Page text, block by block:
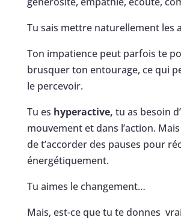
Tu sais mettre naturellement les
Ton impatience peut parfois te
brusquer ton entourage, ce qui
le percevoir.
Tu es hyperactive, tu as besoin
mouvement et dans l’action.
de t’accorder des pauses pour
énergétiquement.
Tu aimes le changement…
Mais, est-ce que tu te donnes